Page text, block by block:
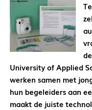
University of Applied
werken samen met
hun begeleiders aan
maakt de juiste